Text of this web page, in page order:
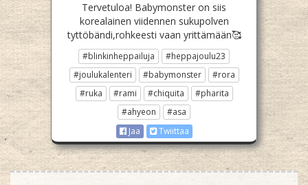
Tervetuloa! Babymonster on siis
korealainen viidennen sukupolven
tyttöbändi,rohkeesti vaan yrittämään🥰
#blinkinheppailuja
#heppajoulu23
#joulukalenteri
#babymonster
#rora
#ruka
#rami #chiquita
#pharita
#ahyeon
#asa
Jaa
Twiittaa